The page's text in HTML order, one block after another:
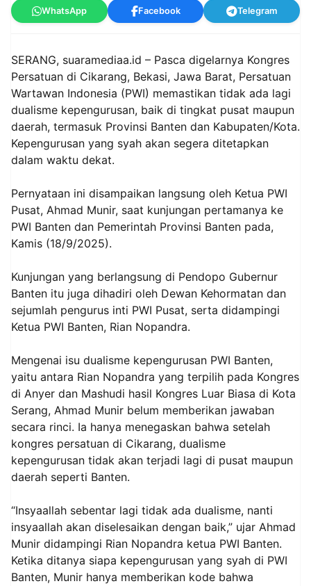
WhatsApp Facebook Telegram
SERANG, suaramediaa.id – Pasca digelarnya Kongres
Persatuan di Cikarang, Bekasi, Jawa Barat, Persatuan
Wartawan Indonesia (PWI) memastikan tidak ada lagi
dualisme kepengurusan, baik di tingkat pusat maupun
daerah, termasuk Provinsi Banten dan Kabupaten/Kota.
Kepengurusan yang syah akan segera ditetapkan
dalam waktu dekat.
Pernyataan ini disampaikan langsung oleh Ketua PWI
Pusat, Ahmad Munir, saat kunjungan pertamanya ke
PWI Banten dan Pemerintah Provinsi Banten pada,
Kamis (18/9/2025).
Kunjungan yang berlangsung di Pendopo Gubernur
Banten itu juga dihadiri oleh Dewan Kehormatan dan
sejumlah pengurus inti PWI Pusat, serta didampingi
Ketua PWI Banten, Rian Nopandra.
Mengenai isu dualisme kepengurusan PWI Banten,
yaitu antara Rian Nopandra yang terpilih pada Kongres
di Anyer dan Mashudi hasil Kongres Luar Biasa di Kota
Serang, Ahmad Munir belum memberikan jawaban
secara rinci. Ia hanya menegaskan bahwa setelah
kongres persatuan di Cikarang, dualisme
kepengurusan tidak akan terjadi lagi di pusat maupun
daerah seperti Banten.
“Insyaallah sebentar lagi tidak ada dualisme, nanti
insyaallah akan diselesaikan dengan baik,” ujar Ahmad
Munir didampingi Rian Nopandra ketua PWI Banten.
Ketika ditanya siapa kepengurusan yang syah di PWI
Banten, Munir hanya memberikan kode bahwa